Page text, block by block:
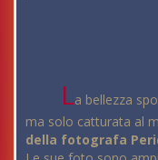
La bellezza
ma solo catturata al
della fotografa